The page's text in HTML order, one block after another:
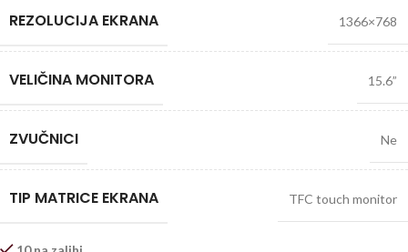
REZOLUCIJA EKRANA 1366×768
VELIČINA MONITORA 15.6”
ZVUČNICI Ne
TIP MATRICE EKRANA TFC touch monitor